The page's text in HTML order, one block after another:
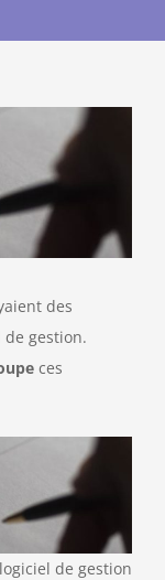
des
gestion.
ces
de gestion